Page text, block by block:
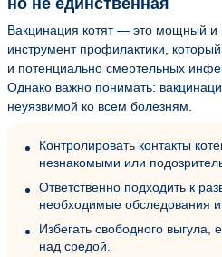
но не единственная
Вакцинация котят — это мощный и
инструмент профилактики,
и потенциально смертельных
Однако важно понимать:
неуязвимой ко всем болезням.
Контролировать контакты
незнакомыми или
Ответственно подходить к
необходимые обследования и
Избегать свободного выгула,
над средой.